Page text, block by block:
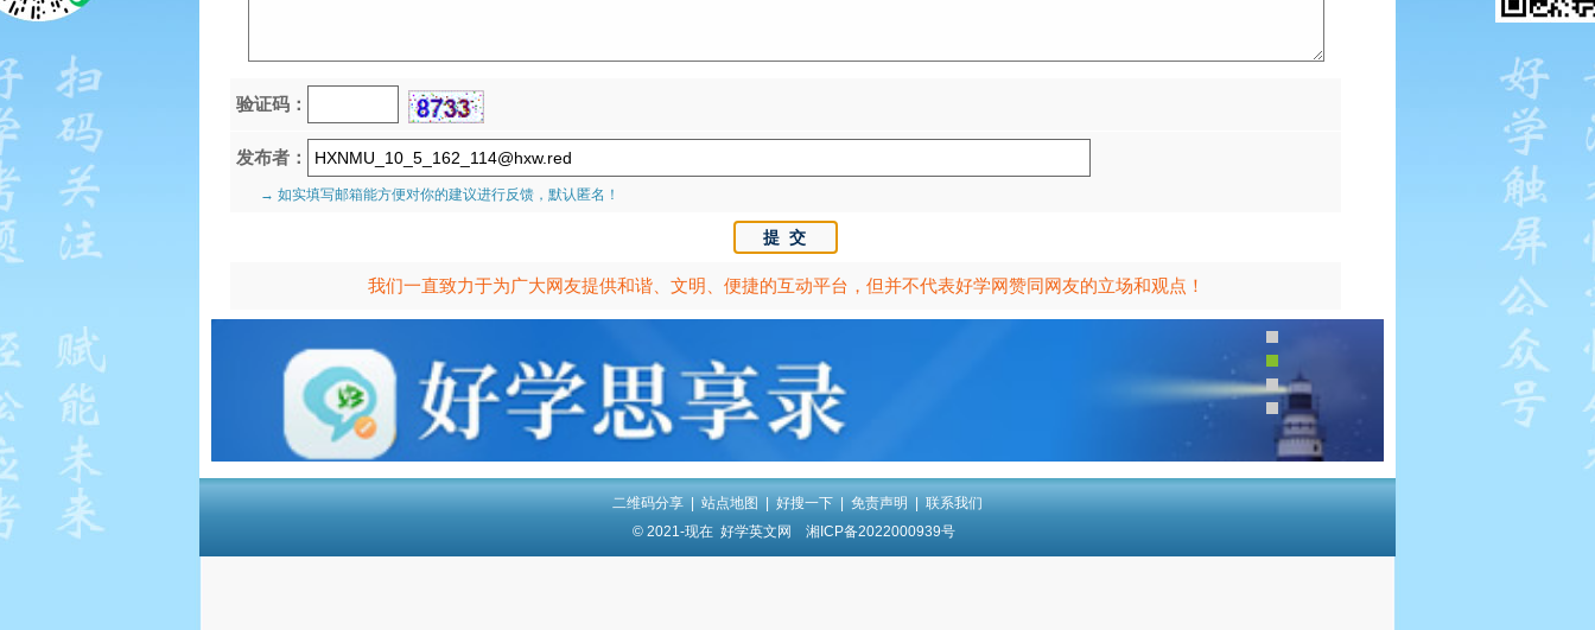
验证码：
发布者：
→ 如实填写邮箱能方便对你的建议进行反馈，默认匿名！
我们一直致力于为广大网友提供和谐、文明、便捷的互动平台，但并不代表好学网赞同网友的立场和观点！
二维码分享 站点地图 好搜一下 免责声明
联系我们
© 2021-现在 好学英文网 湘ICP备2022000939号